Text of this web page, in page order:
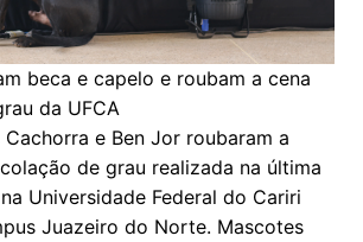
beca e capelo e roubam a cena
da UFCA
e Ben Jor roubaram a
de grau realizada na última
Universidade Federal do Cariri
Juazeiro do Norte. Mascotes